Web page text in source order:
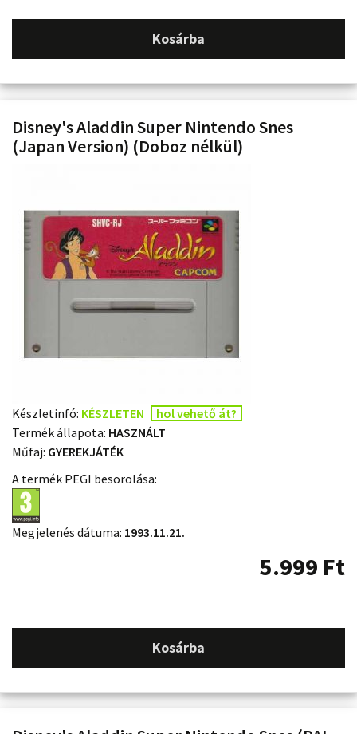
Kosárba
Disney's Aladdin Super Nintendo Snes
(Japan Version) (Doboz nélkül)
Készletinfó: KÉSZLETEN
hol vehető át?
Termék állapota: HASZNÁLT
Műfaj: GYEREKJÁTÉK
A termék PEGI besorolása:
Megjelenés dátuma: 1993.11.21.
5.999 Ft
Kosárba